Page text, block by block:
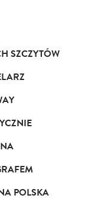
SZCZYTÓW
POLSKA